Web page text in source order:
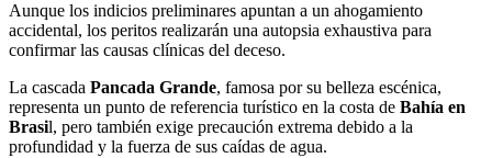
Aunque los indicios preliminares apuntan a un ahogamiento
accidental, los peritos realizarán una autopsia exhaustiva para
confirmar las causas clínicas del deceso.
La cascada Pancada Grande, famosa por su belleza escénica,
representa un punto de referencia turístico en la costa de Bahía en
Brasil, pero también exige precaución extrema debido a la
profundidad y la fuerza de sus caídas de agua.